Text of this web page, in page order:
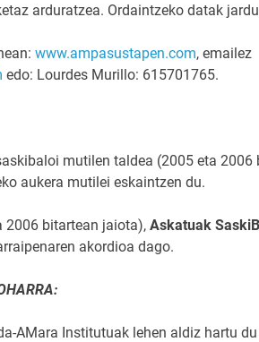
arduratzea. Ordaintzeko datak
www.ampasustapen.com, emailez
edo: Lourdes Murillo: 615701765.
mutilen taldea (2005 eta 2006
aukera mutilei eskaintzen du.
2006 bitartean jaiota), Askatuak
akordioa dago.
AMara Institutuak lehen aldiz hartu